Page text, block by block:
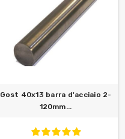
Gost 40x13 barra d'acciaio 2-
120mm...